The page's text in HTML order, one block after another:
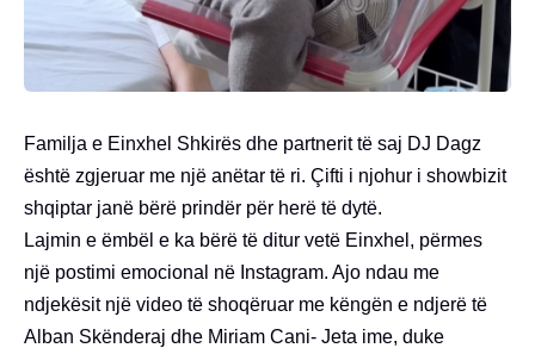
Familja e Einxhel Shkirës dhe partnerit të saj DJ Dagz
është zgjeruar me një anëtar të ri. Çifti i njohur i showbizit
shqiptar janë bërë prindër për herë të dytë.
Lajmin e ëmbël e ka bërë të ditur vetë Einxhel, përmes
një postimi emocional në Instagram. Ajo ndau me
ndjekësit një video të shoqëruar me këngën e ndjerë të
Alban Skënderaj dhe Miriam Cani- Jeta ime, duke